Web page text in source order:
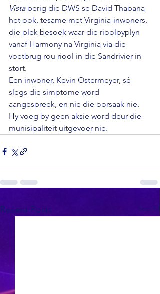
Vista berig die DWS se David Thabana
het ook, tesame met Virginia-inwoners,
die plek besoek waar die rioolpyplyn
vanaf Harmony na Virginia via die
voetbrug rou riool in die Sandrivier in
stort.
Een inwoner, Kevin Ostermeyer, sê
slegs die simptome word
aangespreek, en nie die oorsaak nie.
Hy voeg by geen aksie word deur die
munisipaliteit uitgevoer nie.
Recent Posts See All